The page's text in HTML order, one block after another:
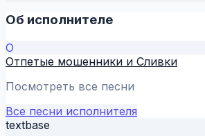
Об исполнителе
О
Отпетые мошенники и Сливки
Посмотреть все песни
Все песни исполнителя
textbase